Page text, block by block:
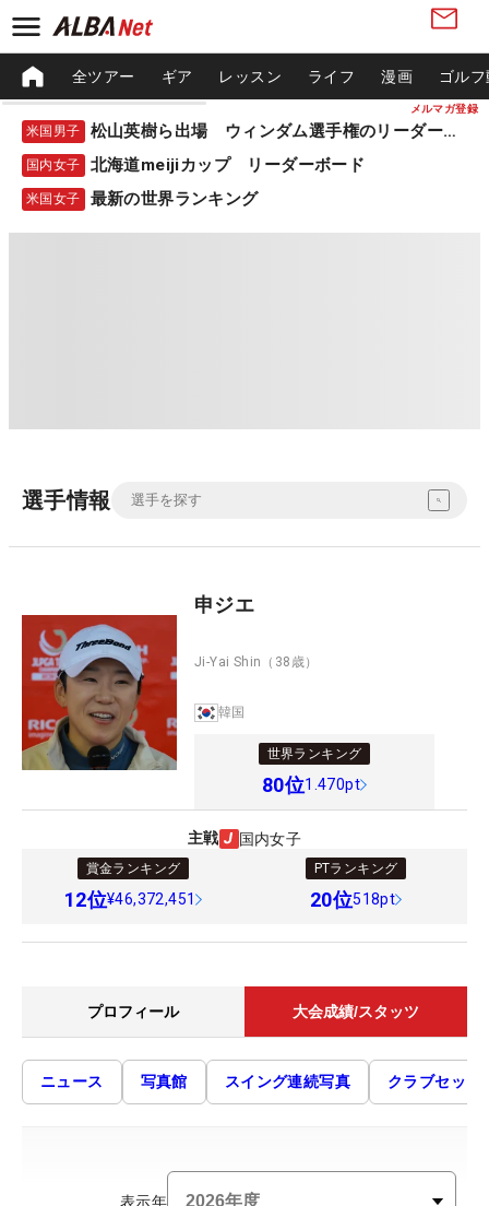
メルマガ登録
全ツアー ギア レッスン ライフ 漫画 ゴル
米国男子 松山英樹ら出場 ウィンダム選手権のリーダーボード
国内女子 北海道meijiカップ リーダーボード
米国女子 最新の世界ランキング
選手情報
申ジエ
Ji-Yai Shin （38歳）
韓国
世界ランキング
80位1.470pt
主戦 国内女子
賞金ランキング
12位¥46,372,451
PTランキング
20位518pt
プロフィール 大会成績/スタッツ
ニュース 写真館 スイング連続写真 クラブセッテ
表示年